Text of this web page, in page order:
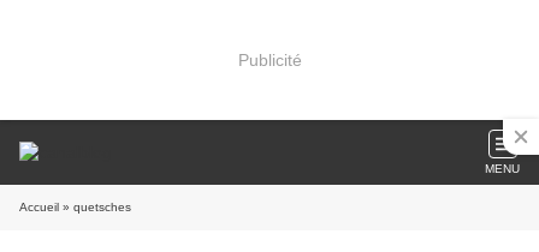
Publicité
MENU
Accueil » quetsches